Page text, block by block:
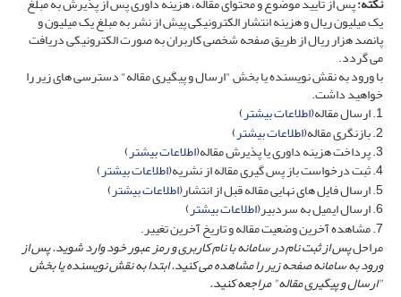
یک میلیون ریال و هزینه انتشار الکترونیکی پیش از نشر به مبلغ یک میلیون و
پانصد هزار ریال از طریق صفحه شخصی کاربران به صورت الکترونیکی دریافت
می گردد.
با ورود به نقش نویسنده یا بخش "ارسال و پیگیری مقاله" دسترسی های زیر را
خواهید داشت.
1. ارسال مقاله( اطلاعات بیشتر)
2. بازنگری مقاله( اطلاعات بیشتر)
3. پرداخت هزینه داوری یا پذیرش مقاله( اطلاعات بیشتر)
4. ثبت درخواست باز پس گیری مقاله از نشریه( اطلاعات بیشتر)
5. ارسال فایل های نهایی مقاله قبل از انتشار( اطلاعات بیشتر)
6. ارسال ایمیل به سردبیر( اطلاعات بیشتر)
7. مشاهده آخرین وضعیت مقاله و تاریخ آخرین تغییر.
مراحلپس از ثبت نام در سامانه با نام کاربری و رمز عبور خود وارد شوید. پس از
ورود به سامانه صفحه زیر را مشاهده می کنید. ابتدابه نقش نویسنده یا بخش
"ارسال و پیگیری مقاله" مراجعه کنید.